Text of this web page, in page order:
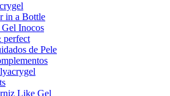
in a Bottle
Gel Inocos
perfect
de Pele
Like Gel